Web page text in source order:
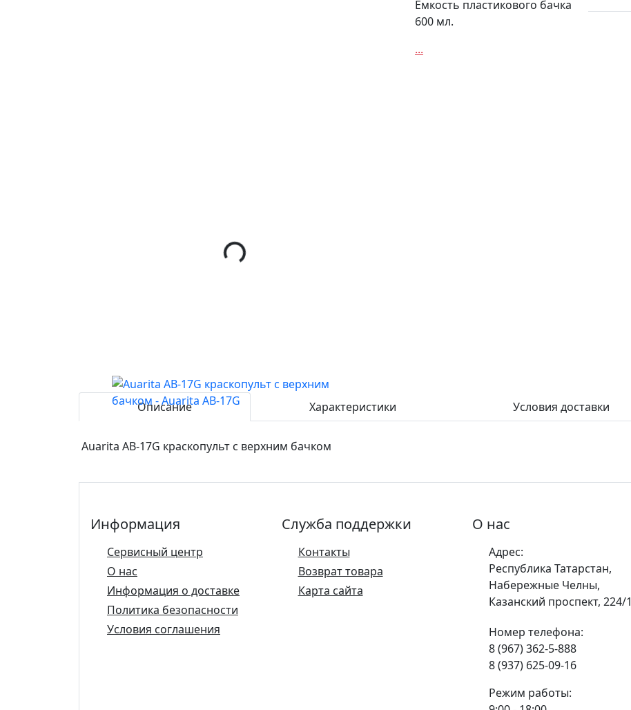
Емкость пластикового бачка
600 мл.
...
Описание Характеристики Условия доставки
Auarita AB-17G краскопульт с верхним бачком
Информация
Сервисный центр
О нас
Информация о доставке
Политика безопасности
Условия соглашения
Служба поддержки
Контакты
Возврат товара
Карта сайта
О нас
Адрес:
Республика Татарстан,
Набережные Челны,
Казанский проспект, 224/1
Номер телефона:
8 (967) 362-5-888
8 (937) 625-09-16
Режим работы: